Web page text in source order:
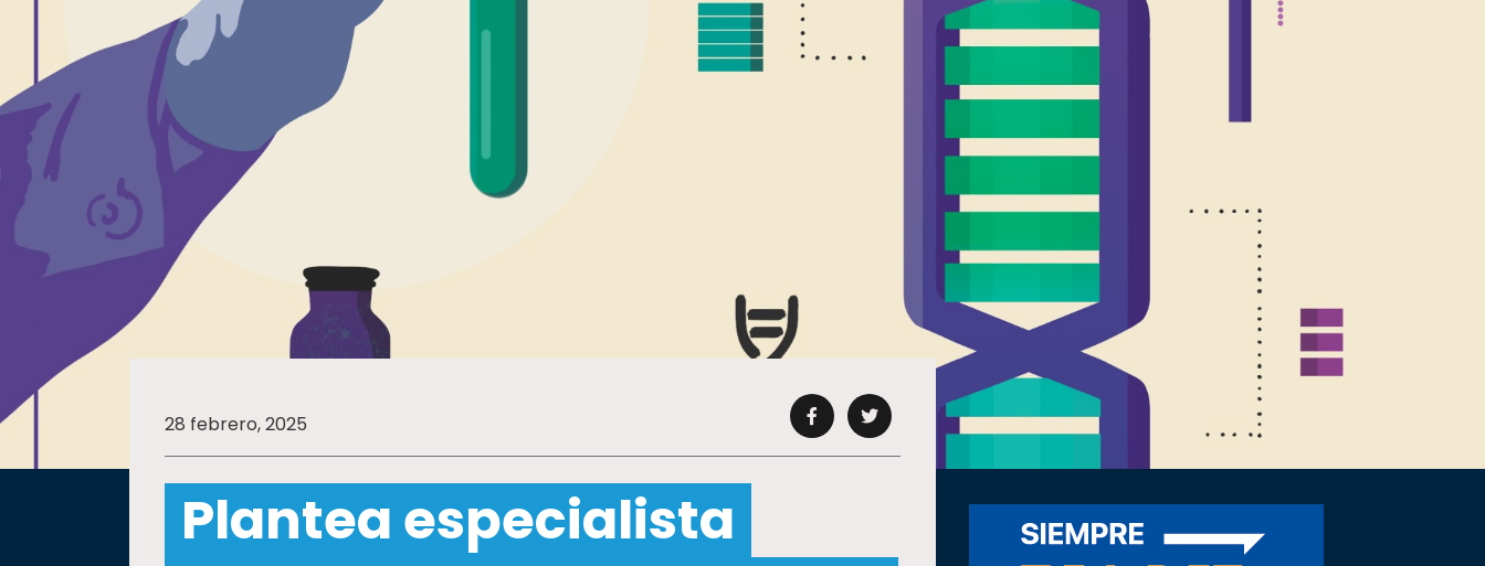
DEPORTES
I+D+I
SUSTENTABILIDAD
TEMAS
educativa
28 febrero, 2025
Plantea especialista